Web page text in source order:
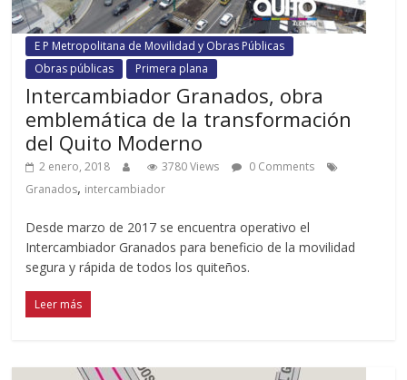
E P Metropolitana de Movilidad y Obras Públicas
Obras públicas
Primera plana
Intercambiador Granados, obra
emblemática de la transformación
del Quito Moderno
2 enero, 2018 3780 Views
0 Comments
Granados, intercambiador
Desde marzo de 2017 se encuentra operativo el
Intercambiador Granados para beneficio de la movilidad
segura y rápida de todos los quiteños.
Leer más